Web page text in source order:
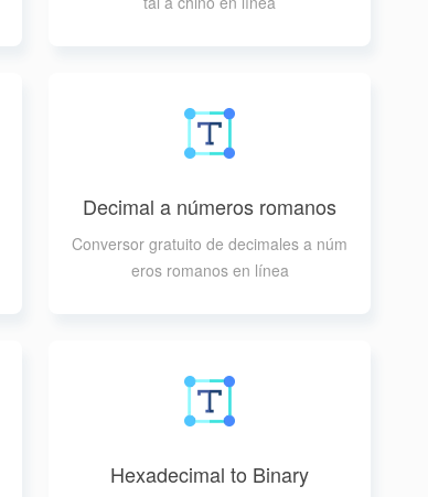
Decimal a números romanos
Conversor gratuito de decimales a núm
eros romanos en línea
Hexadecimal to Binary